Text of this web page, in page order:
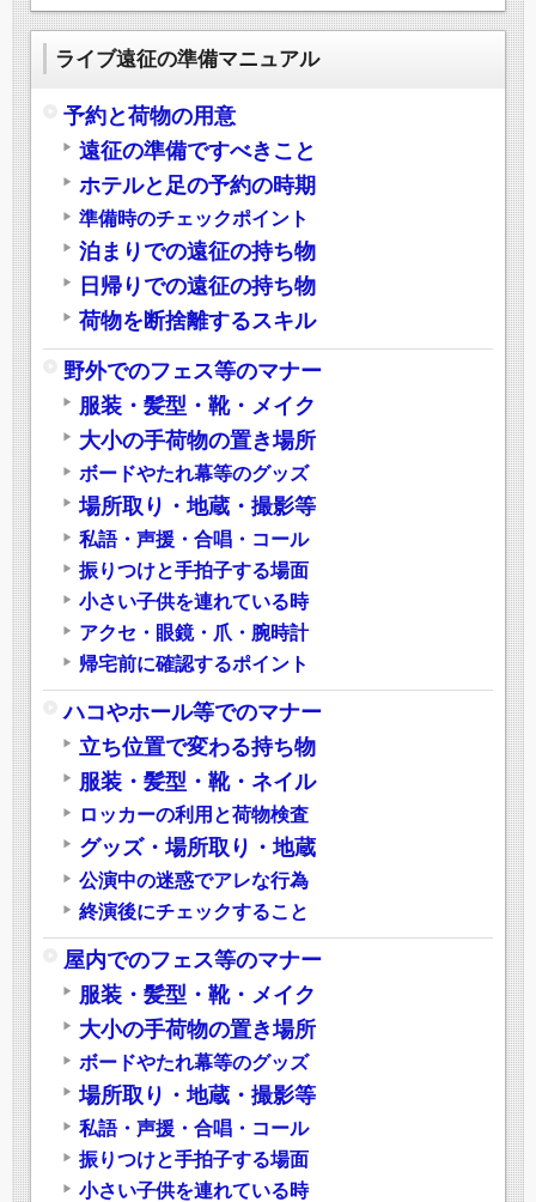
ライブ遠征の準備マニュアル
予約と荷物の用意
遠征の準備ですべきこと
ホテルと足の予約の時期
準備時のチェックポイント
泊まりでの遠征の持ち物
日帰りでの遠征の持ち物
荷物を断捨離するスキル
野外でのフェス等のマナー
服装・髪型・靴・メイク
大小の手荷物の置き場所
ボードやたれ幕等のグッズ
場所取り・地蔵・撮影等
私語・声援・合唱・コール
振りつけと手拍子する場面
小さい子供を連れている時
アクセ・眼鏡・爪・腕時計
帰宅前に確認するポイント
ハコやホール等でのマナー
立ち位置で変わる持ち物
服装・髪型・靴・ネイル
ロッカーの利用と荷物検査
グッズ・場所取り・地蔵
公演中の迷惑でアレな行為
終演後にチェックすること
屋内でのフェス等のマナー
服装・髪型・靴・メイク
大小の手荷物の置き場所
ボードやたれ幕等のグッズ
場所取り・地蔵・撮影等
私語・声援・合唱・コール
振りつけと手拍子する場面
小さい子供を連れている時